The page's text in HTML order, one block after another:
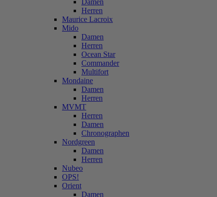
Damen
Herren
Maurice Lacroix
Mido
Damen
Herren
Ocean Star
Commander
Multifort
Mondaine
Damen
Herren
MVMT
Herren
Damen
Chronographen
Nordgreen
Damen
Herren
Nubeo
OPS!
Orient
Damen